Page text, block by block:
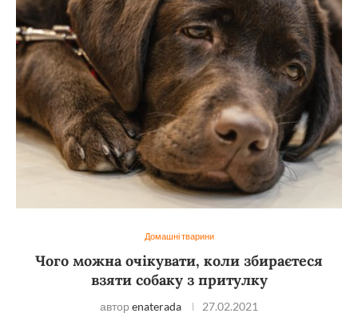
Домашні тварини
Чого можна очікувати, коли збираєтеся
взяти собаку з притулку
автор enaterada 27.02.2021